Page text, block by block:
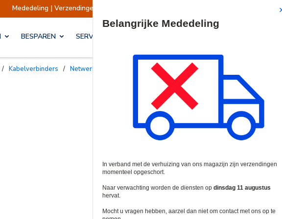
| Verzendingen opgeschort Verzendingen worden op
BESPAREN SERVICES & OPLOSSINGEN
/ Kabelverbinders / Netwerk Kabel Connectoren